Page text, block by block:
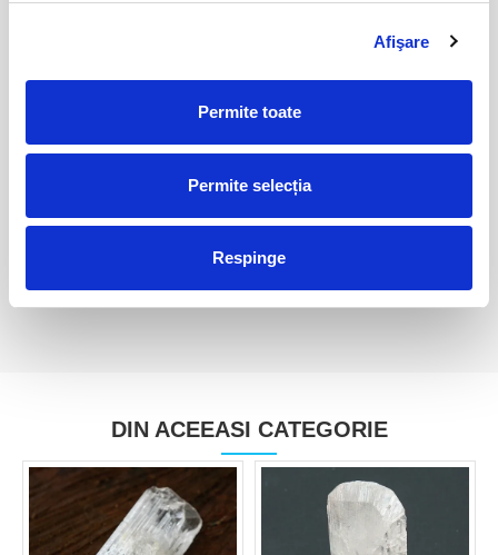
Afişare
Permite toate
Permite selecția
Respinge
Pandantiv danburit
50,00 Lei
Pandantiv danburit
40,00 Lei
DIN ACEEASI CATEGORIE